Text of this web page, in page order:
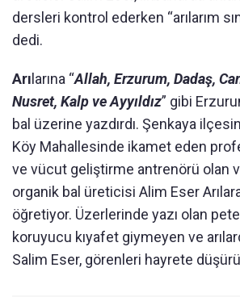
dersleri kontrol ederken “arılarım
dedi.
Arılarına “Allah, Erzurum, Dadaş,
Nusret, Kalp ve Ayyıldız” gibi
bal üzerine yazdırdı. Şenkaya
Köy Mahallesinde ikamet eden
ve vücut geliştirme antrenörü olan
organik bal üreticisi Alim Eser
öğretiyor. Üzerlerinde yazı olan
koruyucu kıyafet giymeyen ve
Salim Eser, görenleri hayrete